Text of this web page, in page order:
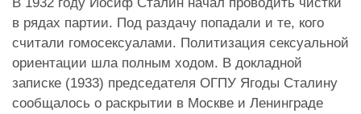
в рядах партии. Под раздачу попадали и те, кого
считали гомосексуалами. Политизация сексуальной
ориентации шла полным ходом. В докладной
записке (1933) председателя ОГПУ Ягоды Сталину
сообщалось о раскрытии в Москве и Ленинграде